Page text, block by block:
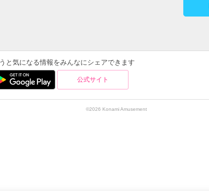
と気になる情報をみんなにシェアできます
公式サイト
©2026 Konami Amusement